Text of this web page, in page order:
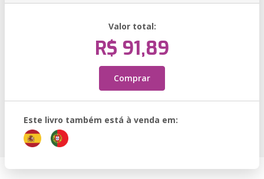
Valor total:
R$ 91,89
Comprar
Este livro também está à venda em: